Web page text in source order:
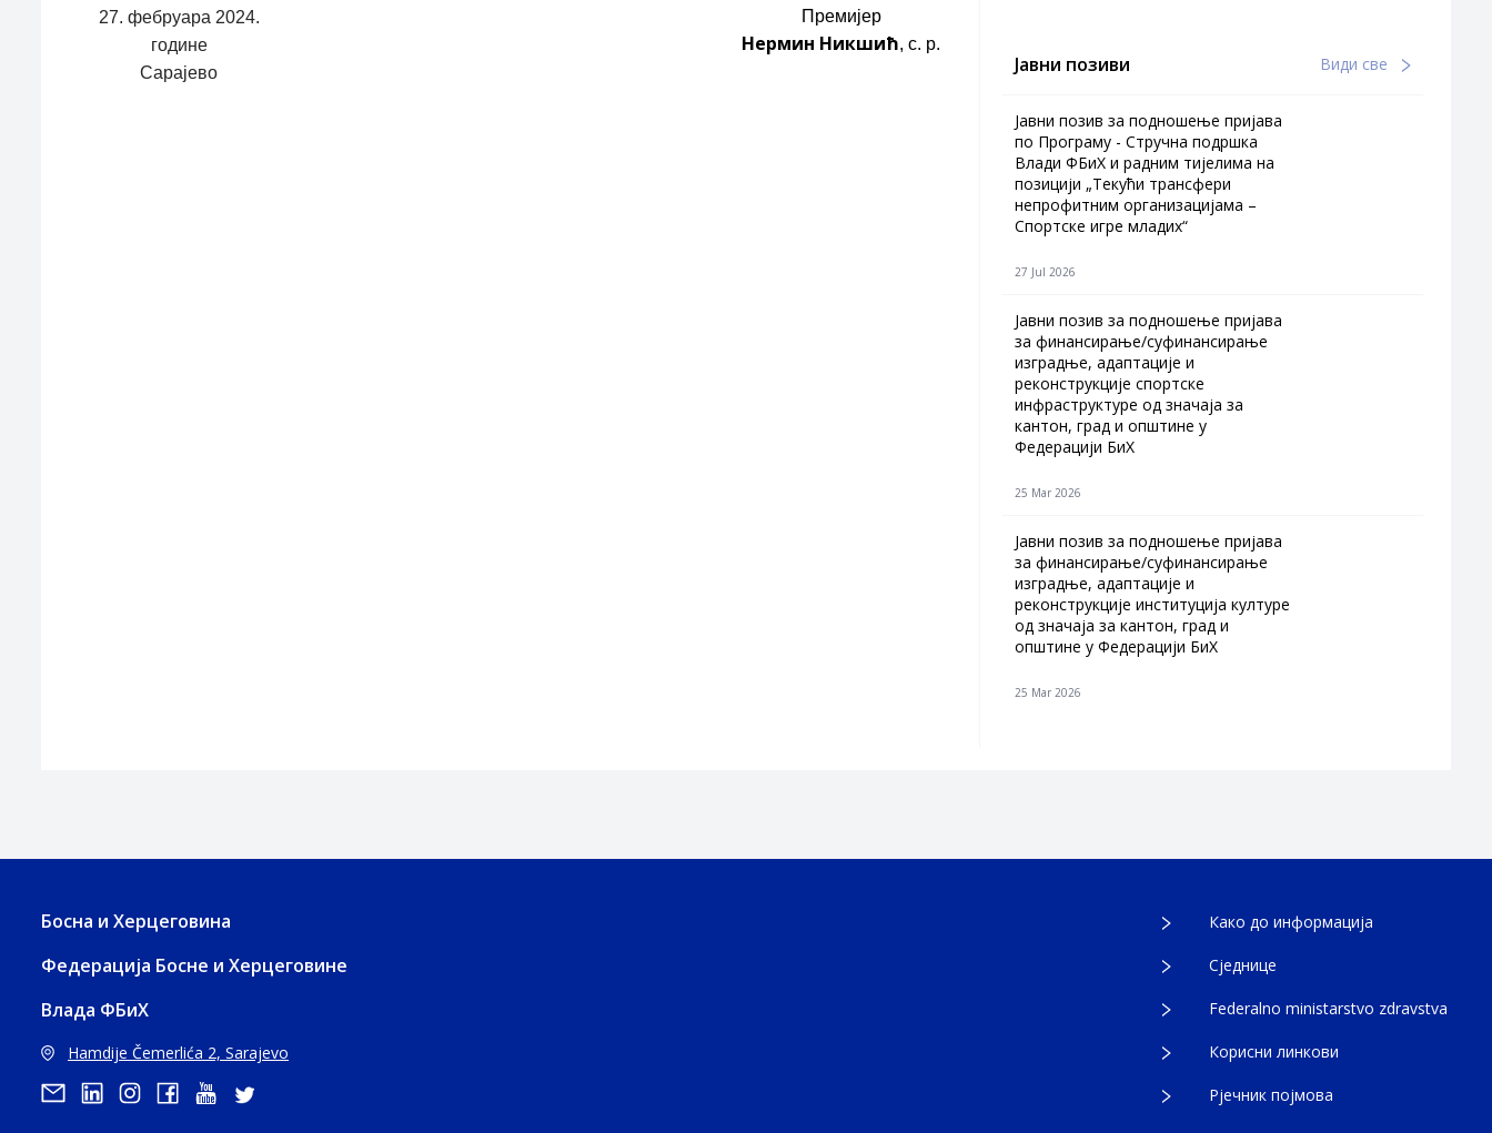
27. фебруара 2024.
године
Сарајево
Премијер
Нермин Никшић, с. р.
Јавни позиви Види све
Јавни позив за подношење пријава
по Програму - Стручна подршка
Влади ФБиХ и радним тијелима на
позицији „Текући трансфери
непрофитним организацијама –
Спортске игре младих“
27 Jul 2026
Jавни позив за подношење пријава
за финансирање/суфинансирање
изградње, адаптације и
реконструкције спортске
инфраструктуре од значаја за
кантон, град и општине у
Федерацији БиХ
25 Mar 2026
Јавни позив за подношење пријава
за финансирање/суфинансирање
изградње, адаптације и
реконструкције институција културе
од значаја за кантон, град и
општине у Федерацији БиХ
25 Mar 2026
Босна и Херцеговина
Федерација Босне и Херцеговине
Влада ФБиХ
Hamdije Čemerlića 2, Sarajevo
Како до информација
Сједнице
Federalno ministarstvo zdravstva
Корисни линкови
Рјечник појмова